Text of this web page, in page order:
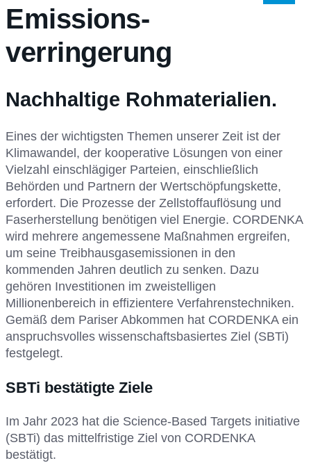
Emissions-
verringerung
Nachhaltige Rohmaterialien.
Eines der wichtigsten Themen unserer Zeit ist der
Klimawandel, der kooperative Lösungen von einer
Vielzahl einschlägiger Parteien, einschließlich
Behörden und Partnern der Wertschöpfungskette,
erfordert. Die Prozesse der Zellstoffauflösung und
Faserherstellung benötigen viel Energie. CORDENKA
wird mehrere angemessene Maßnahmen ergreifen,
um seine Treibhausgasemissionen in den
kommenden Jahren deutlich zu senken. Dazu
gehören Investitionen im zweistelligen
Millionenbereich in effizientere Verfahrenstechniken.
Gemäß dem Pariser Abkommen hat CORDENKA ein
anspruchsvolles wissenschaftsbasiertes Ziel (SBTi)
festgelegt.
SBTi bestätigte Ziele
Im Jahr 2023 hat die Science-Based Targets initiative
(SBTi) das mittelfristige Ziel von CORDENKA
bestätigt.